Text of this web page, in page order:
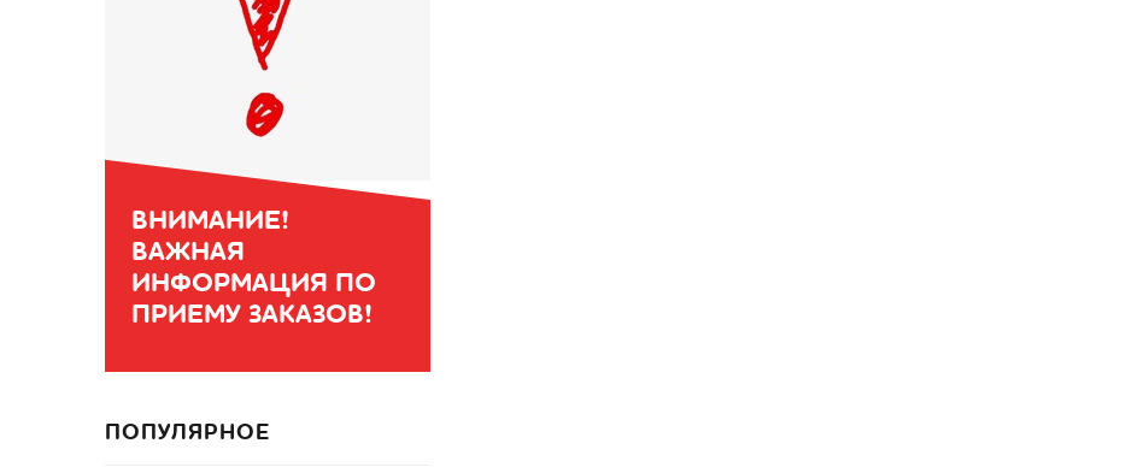
ВНИМАНИЕ!
ВАЖНАЯ
ИНФОРМАЦИЯ ПО
ПРИЕМУ ЗАКАЗОВ!
ПОПУЛЯРНОЕ